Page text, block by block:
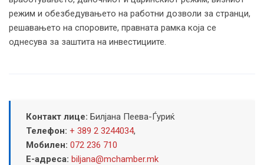
режим и обезбедувањето на работни дозволи за странци,
решавањето на споровите, правната рамка која се
однесува за заштита на инвестициите.
Контакт лице: Билјана Пеева-Ѓуриќ
Телефон: + 389 2 3244034,
Мобилен: 072 236 710
Е-адреса: biljana@mchamber.mk